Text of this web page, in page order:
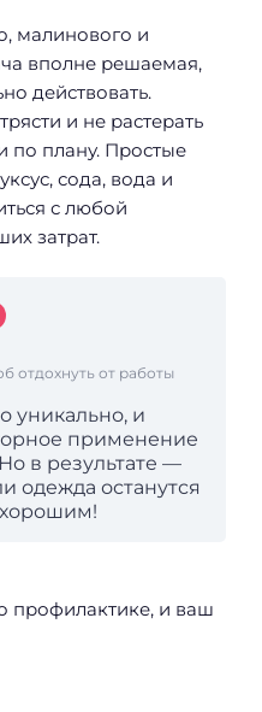
малинового и
вполне решаемая,
действовать.
и не растерать
по плану. Простые
сода, вода и
с любой
затрат.
отдохнуть от работы
уникально, и
применение
в результате —
останутся
профилактике, и ваш